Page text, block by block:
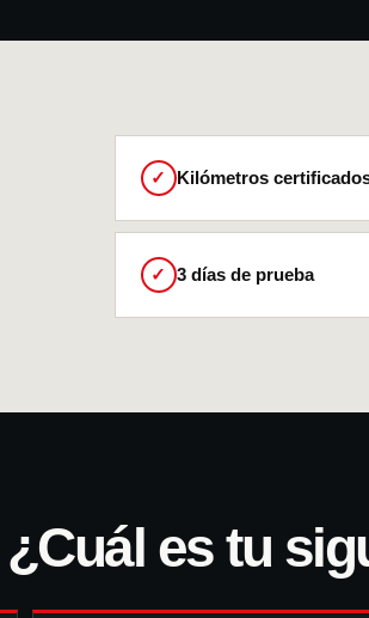
✓ Kilómetros
✓ 3 días de prueba
¿Cuál es tu